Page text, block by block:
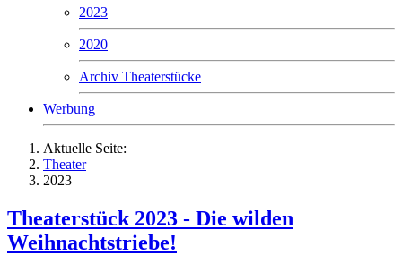
2023
2020
Archiv Theaterstücke
Werbung
Aktuelle Seite:
Theater
2023
Theaterstück 2023 - Die wilden
Weihnachtstriebe!